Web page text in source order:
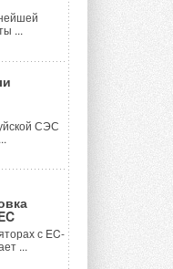
...
СЭС
с EC-
...